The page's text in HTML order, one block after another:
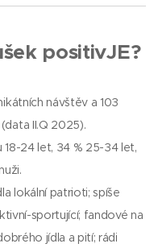
positivJE?
návštěv a 103
II.Q 2025).
18-24 let, 34 % 25-34 let,
lokální patrioti; spíše
sportující; fandové na
jídla a pití; rádi